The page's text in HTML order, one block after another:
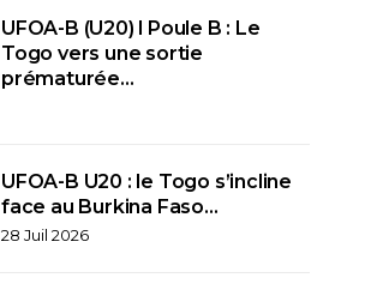
UFOA-B (U20) l Poule B : Le
Togo vers une sortie
prématurée…
UFOA-B U20 : le Togo s’incline
face au Burkina Faso…
28 Juil 2026